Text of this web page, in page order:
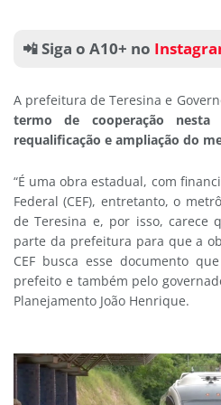
📲 Siga o A10+ no
A prefeitura de Teresina e
termo de cooperação
requalificação e ampliação do
“É uma obra estadual, com
Federal (CEF), entretanto, o
de Teresina e, por isso, carece
parte da prefeitura para que a
CEF busca esse documento
prefeito e também pelo
Planejamento João Henrique.